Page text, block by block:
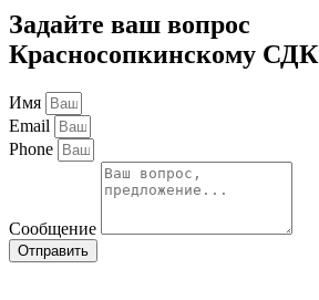
Задайте ваш вопрос
Красносопкинскому СДК
Имя
Email
Phone
Сообщение
Отправить